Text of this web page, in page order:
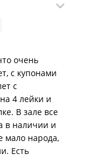
очень
с купонами
с
4 лейки и
В зале все
в наличии и
мало народа,
Есть